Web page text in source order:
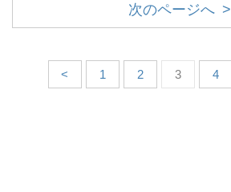
次のページへ >
< 1 2 3 4